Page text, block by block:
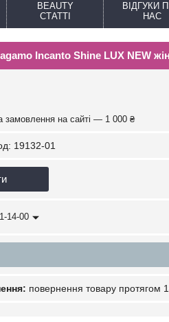
BEAUTY
СТАТТІ
ВІДГУКИ
НАС
Incanto Shine LUX NEW
замовлення на сайті — 1 000 ₴
19132-01
14-00
повернення товару протягом